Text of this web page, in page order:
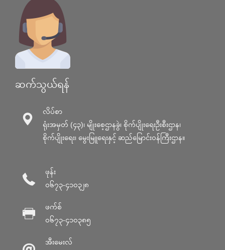
ဆက်သွယ်ရန်
လိပ်စာ
ရုံးအမှတ် (၄၃)၊ မျိုးစေ့ဌာနခွဲ၊ စိုက်ပျိုးရေးဦးစီးဌာန၊
စိုက်ပျိုးရေး၊ မွေးမြူရေးနှင့် ဆည်မြောင်း၀န်ကြီးဌာန။
ဖုန်း
၀၆၇၃-၄၁၀၃၂၈
ဖက်စ်
၀၆၇၃-၄၁၀၃၈၅
အီးမေးလ်